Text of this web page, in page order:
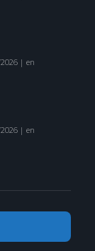
| en
| en